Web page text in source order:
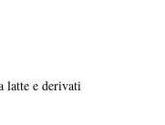
latte e derivati